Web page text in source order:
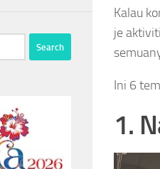
Kalau
je
Ini 6
1.